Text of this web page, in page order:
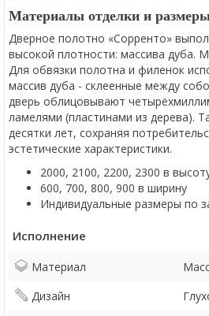
Материалы отделки и
Дверное полотно «Сорренто»
высокой плотности: массива дуба.
Для обвязки полотна и филенок
массив дуба - склеенные между
дверь облицовывают
ламелями (пластинами из дерева).
десятки лет, сохраняя
эстетические характеристики.
2000, 2100, 2200, 2300 в
600, 700, 800, 900 в ширину
Индивидуальные размеры по
Исполнение
Материал
Дизайн